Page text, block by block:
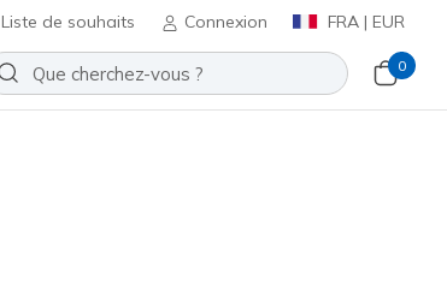
Liste de souhaits Connexion FRA | EUR
0